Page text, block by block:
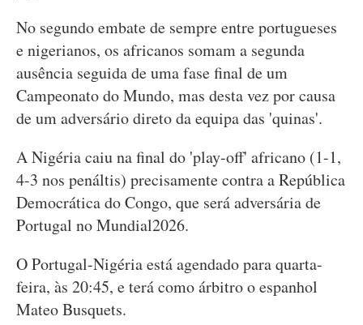
No segundo embate de sempre entre portugueses
e nigerianos, os africanos somam a segunda
ausência seguida de uma fase final de um
Campeonato do Mundo, mas desta vez por causa
de um adversário direto da equipa das 'quinas'.
A Nigéria caiu na final do 'play-off' africano (1-1,
4-3 nos penáltis) precisamente contra a República
Democrática do Congo, que será adversária de
Portugal no Mundial2026.
O Portugal-Nigéria está agendado para quarta-
feira, às 20:45, e terá como árbitro o espanhol
Mateo Busquets.